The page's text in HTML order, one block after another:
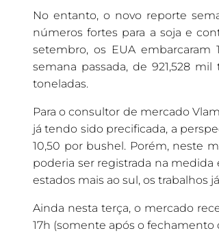
No entanto, o novo reporte
números fortes para a soja e
setembro, os EUA embarcaram
semana passada, de 921,528
toneladas.
Para o consultor de mercado
já tendo sido precificada, a
10,50 por bushel. Porém, neste
poderia ser registrada na
estados mais ao sul, os trabalhos
Ainda nesta terça, o mercado
17h (somente após o fechamento